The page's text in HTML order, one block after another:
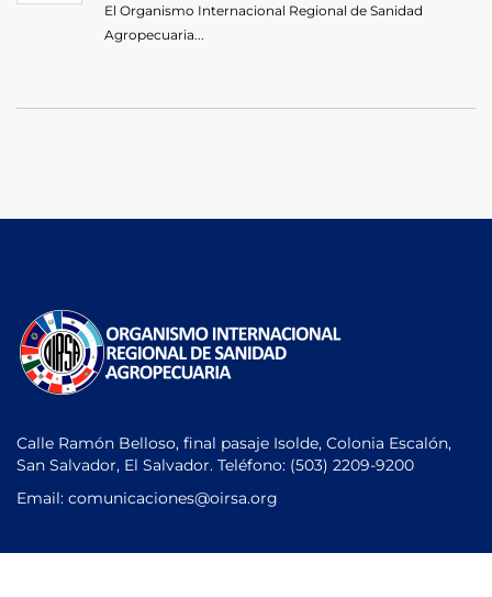
El Organismo Internacional Regional de Sanidad
Agropecuaria...
Calle Ramón Belloso, final pasaje Isolde, Colonia Escalón,
San Salvador, El Salvador. Teléfono: (503) 2209-9200
Email: comunicaciones@oirsa.org